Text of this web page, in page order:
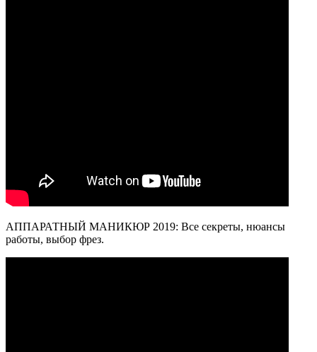
АППАРАТНЫЙ МАНИКЮР 2019: Все секреты, нюансы
работы, выбор фрез.